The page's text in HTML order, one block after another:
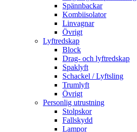
Spännbackar
Kombiisolator
Linvagnar
Övrigt
Lyftredskap
Block
Drag- och lyftredskap
Spaklyft
Schackel / Lyftsling
Trumlyft
Övrigt
Personlig utrustning
Stolpskor
Fallskydd
Lampor